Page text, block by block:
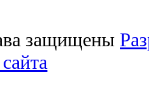
защищены